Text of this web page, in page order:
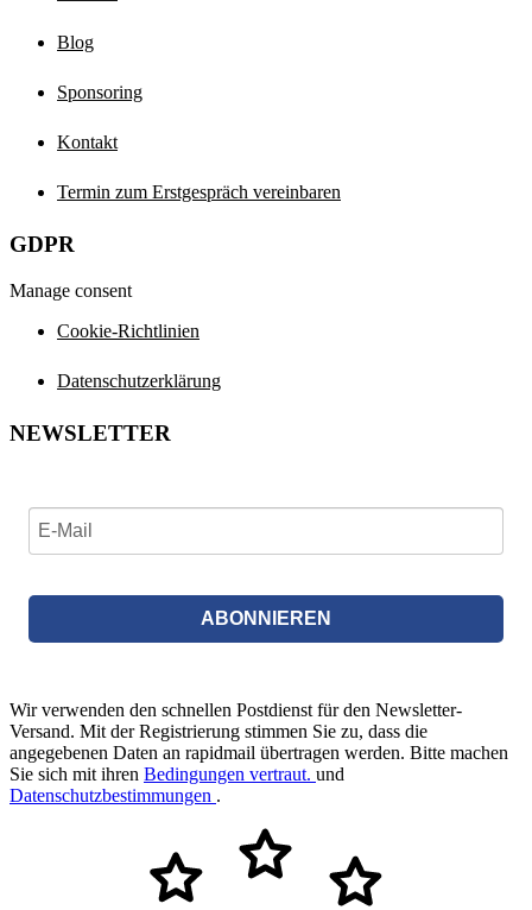
Blog
Sponsoring
Kontakt
Termin zum Erstgespräch vereinbaren
GDPR
Manage consent
Cookie-Richtlinien
Datenschutzerklärung
NEWSLETTER
ABONNIEREN
Wir verwenden den schnellen Postdienst für den Newsletter-
Versand. Mit der Registrierung stimmen Sie zu, dass die
angegebenen Daten an rapidmail übertragen werden. Bitte machen
Sie sich mit ihren Bedingungen vertraut. und
Datenschutzbestimmungen .